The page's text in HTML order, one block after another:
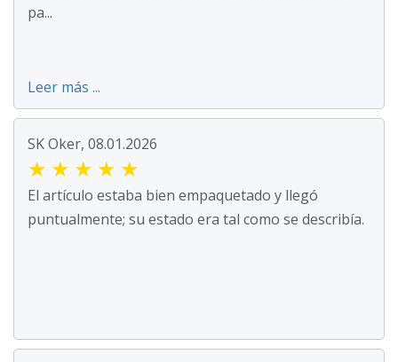
pa...
Leer más ...
SK Oker, 08.01.2026
★ ★ ★ ★ ★
El artículo estaba bien empaquetado y llegó
puntualmente; su estado era tal como se describía.